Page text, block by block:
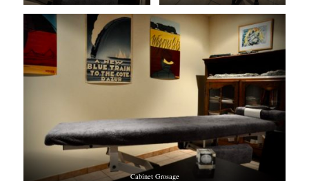
Cabinet Grosage